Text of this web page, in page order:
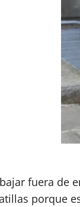
fuera de
porque